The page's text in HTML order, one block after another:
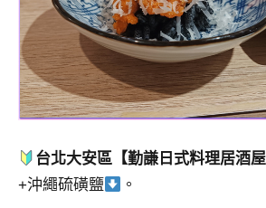
台北大安區【勤謙日式料理居酒屋
+沖繩硫磺鹽
。